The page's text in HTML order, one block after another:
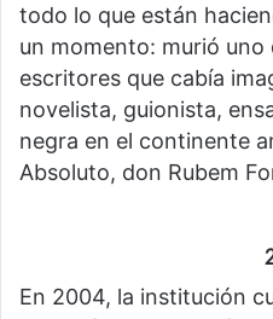
todo lo que están
un momento: murió uno
escritores que cabía
novelista, guionista,
negra en el continente
Absoluto, don Rubem
En 2004, la institución